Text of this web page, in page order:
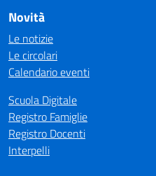
Novità
Le notizie
Le circolari
Calendario eventi
Scuola Digitale
Registro Famiglie
Registro Docenti
Interpelli